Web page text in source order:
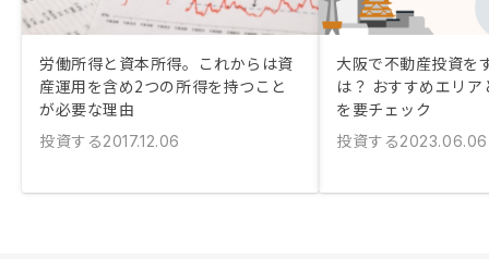
労働所得と資本所得。これからは資
産運用を含め2つの所得を持つこと
が必要な理由
投資する2017.12.06
大阪で不動産投資を
は？ おすすめエリ
を要チェック
投資する2023.06.06